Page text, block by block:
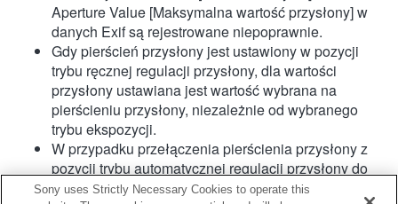
Aperture Value [Maksymalna wartość przysłony] w
danych Exif są rejestrowane niepoprawnie.
Gdy pierścień przysłony jest ustawiony w pozycji
trybu ręcznej regulacji przysłony, dla wartości
przysłony ustawiana jest wartość wybrana na
pierścieniu przysłony, niezależnie od wybranego
trybu ekspozycji.
W przypadku przełączenia pierścienia przysłony z
pozycji trybu automatycznej regulacji przysłony do
pozycji trybu ręcznej regulacji przysłony podczas
Sony uses Strictly Necessary Cookies to operate this